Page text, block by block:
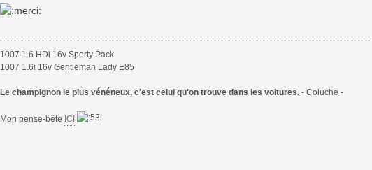
s
e
1007 1.6 HDi 16v Sporty Pack
1007 1.6i 16v Gentleman Lady E85
Le champignon le plus vénéneux, c'est celui qu'on trouve dans les voitures. - Coluche -
Mon pense-bête ICI